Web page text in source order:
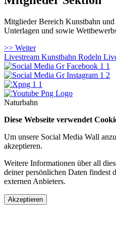
Mitglieder Bereich Kunstbahn
Unterlagen und sowie
>> Weiter
Livestream Kunstbahn Rodeln
Naturbahn
Diese Webseite verwendet
Um unsere Social Media Wall
akzeptieren.
Weitere Informationen über all
deiner persönlichen Daten findest
externen Anbieters.
Akzeptieren